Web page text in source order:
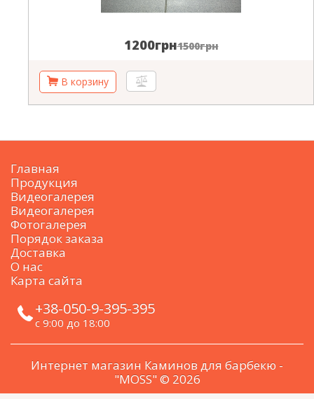
1200грн1500грн
Главная
Продукция
Видеогалерея
Видеогалерея
Фотогалерея
Порядок заказа
Доставка
О нас
Карта сайта
+38-050-9-395-395
с 9:00 до 18:00
Интернет магазин Каминов для барбекю -
"MOSS" © 2026